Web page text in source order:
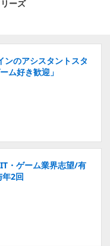
ーズ
ンのアシスタントスタ
ム好き歓迎」
・ゲーム業界志望/有
2回